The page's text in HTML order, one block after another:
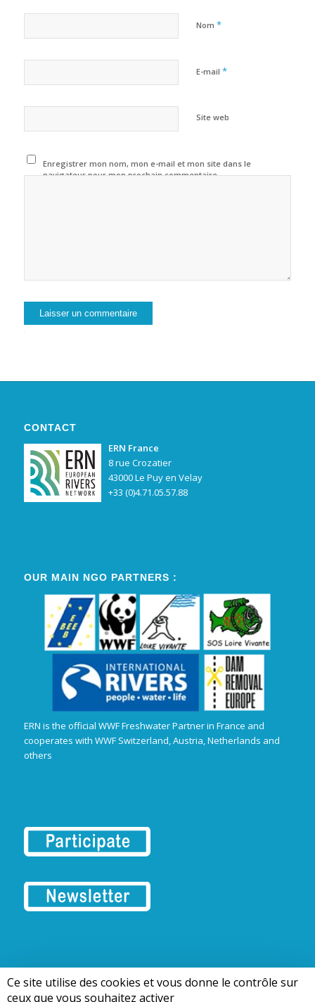
Ce site utilise des cookies et vous donne le contrôle sur
ceux que vous souhaitez activer
Nom *
E-mail *
Site web
Enregistrer mon nom, mon e-mail et mon site dans le
navigateur pour mon prochain commentaire.
CONTACT
ERN France
8 rue Crozatier
43000 Le Puy en Velay
+33 (0)4.71.05.57.88
OUR MAIN NGO PARTNERS :
ERN is the official WWF Freshwater Partner in France and
cooperates with WWF Switzerland, Austria, Netherlands and
others
© 2018-2026 | European Rivers Network